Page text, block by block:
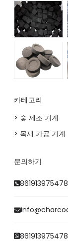
카테고리
> 숯 제조 기계
> 목재 가공 기계
문의하기